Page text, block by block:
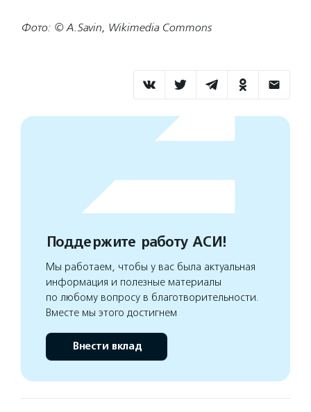
Фото: © A.Savin, Wikimedia Commons
Поддержите работу АСИ!
Мы работаем, чтобы у вас была актуальная
информация и полезные материалы
по любому вопросу в благотворительности.
Вместе мы этого достигнем
Внести вклад